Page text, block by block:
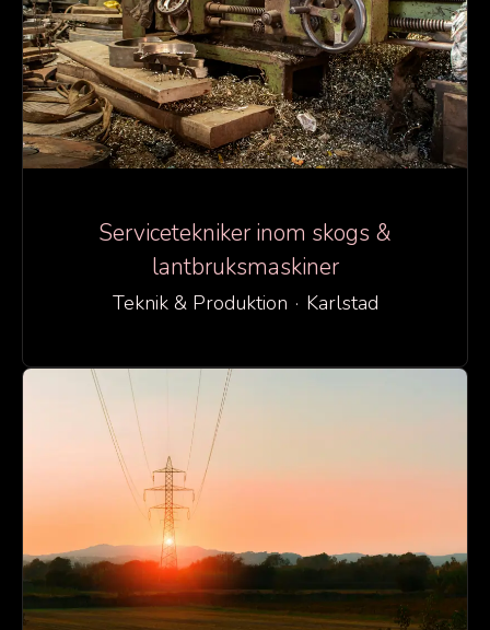
Servicetekniker inom skogs &
lantbruksmaskiner
Teknik & Produktion · Karlstad